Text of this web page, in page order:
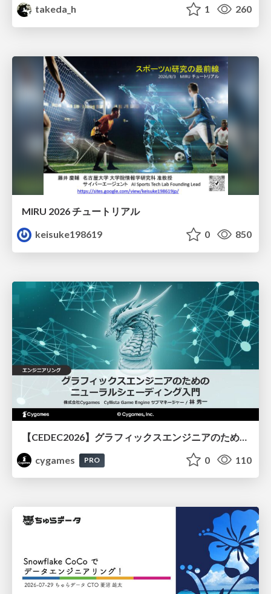
takeda_h 1 260
MIRU 2026 チュートリアル
keisuke198619
0 850
cygames
PRO 0 110